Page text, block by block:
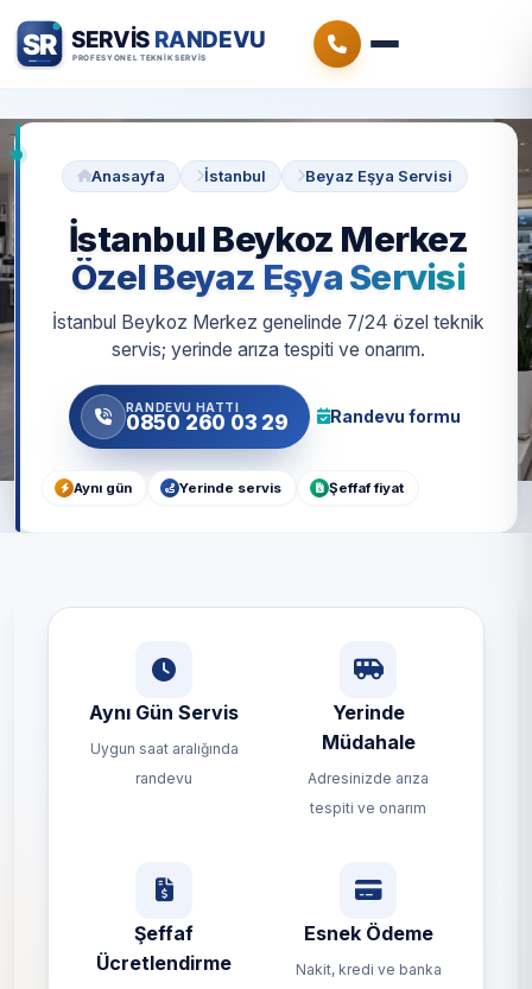
Anasayfa İstanbul Beyaz Eşya Servisi
İstanbul Beykoz Merkez
Özel Beyaz Eşya Servisi
İstanbul Beykoz Merkez genelinde 7/24 özel teknik
servis; yerinde arıza tespiti ve onarım.
RANDEVU HATTI
0850 260 03 29 Randevu formu
Aynı gün Yerinde servis Şeffaf fiyat
Aynı Gün Servis
Uygun saat aralığında
randevu
Yerinde
Müdahale
Adresinizde arıza
tespiti ve onarım
Şeffaf
Ücretlendirme
Esnek Ödeme
Nakit, kredi ve banka